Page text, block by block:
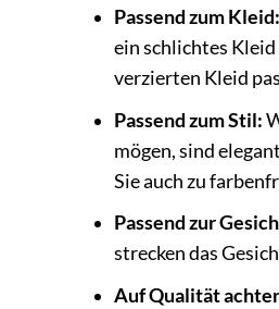
Passend zum Kleid:
ein schlichtes
verzierten Kleid
Passend zum Stil:
mögen, sind
Sie auch zu
Passend zur
strecken das
Auf Qualität